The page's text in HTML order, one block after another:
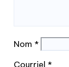
Nom *
Courriel *